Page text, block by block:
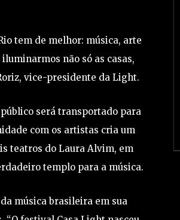
tem de melhor: música, arte
não só as casas,
vice-presidente da Light.
será transportado para
com os artistas cria um
teatros do Laura Alvim, em
templo para a música.
música brasileira em sua